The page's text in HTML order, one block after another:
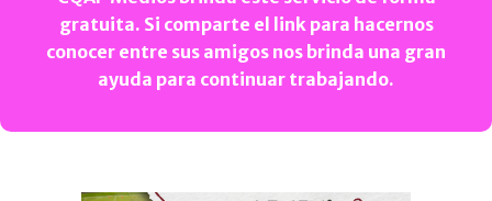
gratuita. Si comparte el link para hacernos
conocer entre sus amigos nos brinda una gran
ayuda para continuar trabajando.